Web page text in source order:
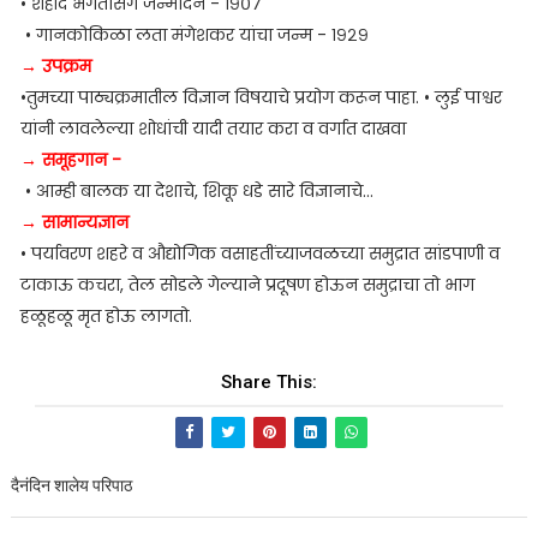
• गानकोकिळा लता मंगेशकर यांचा जन्म - १९२९
→ उपक्रम
•तुमच्या पाठ्यक्रमातील विज्ञान विषयाचे प्रयोग करून पाहा. • लुई पाश्वर
यांनी लावलेल्या शोधांची यादी तयार करा व वर्गात दाखवा
→ समूहगान -
• आम्ही बालक या देशाचे, शिकू धडे सारे विज्ञानाचे...
→ सामान्यज्ञान
• पर्यावरण शहरे व औद्योगिक वसाहतींच्याजवळच्या समुद्रात सांडपाणी व
टाकाऊ कचरा, तेल सोडले गेल्याने प्रदूषण होऊन समुद्राचा तो भाग
हळूहळू मृत होऊ लागतो.
Share This:
दैनंदिन शालेय परिपाठ